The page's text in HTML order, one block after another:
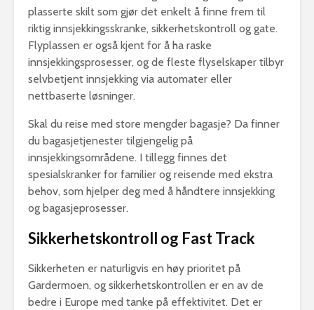
plasserte skilt som gjør det enkelt å finne frem til
riktig innsjekkingsskranke, sikkerhetskontroll og gate.
Flyplassen er også kjent for å ha raske
innsjekkingsprosesser, og de fleste flyselskaper tilbyr
selvbetjent innsjekking via automater eller
nettbaserte løsninger.
Skal du reise med store mengder bagasje? Da finner
du bagasjetjenester tilgjengelig på
innsjekkingsområdene. I tillegg finnes det
spesialskranker for familier og reisende med ekstra
behov, som hjelper deg med å håndtere innsjekking
og bagasjeprosesser.
Sikkerhetskontroll og Fast Track
Sikkerheten er naturligvis en høy prioritet på
Gardermoen, og sikkerhetskontrollen er en av de
bedre i Europe med tanke på effektivitet. Det er
De beste
spisestedene på
Gardermoen
Lounger på Oslo
Dr dropin gardermoen​